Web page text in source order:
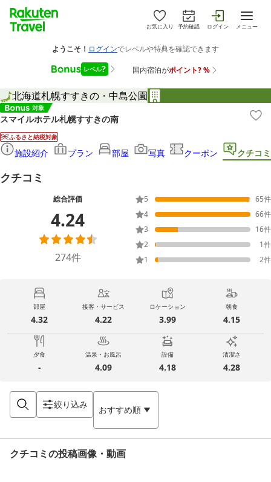
お気に入り 予約確認 ログイン メニュー
北海道札幌すすきの・中島公園
スマイルホテル札幌すすきの南
ふるさと納税対象
施設紹介 プラン 部屋 写真 クーポン クチコミ
クチコミ
総合評価
4.24
274件
5 65件
4
66件
3
16件
2
1件
1
2件
部屋
4.32
接客・サービス
4.22
ロケーション
3.99
朝食
4.15
夕食
-
温泉・お風呂
4.09
設備
4.18
清潔さ
4.28
絞り込み おすすめ順
クチコミの投稿画像・動画